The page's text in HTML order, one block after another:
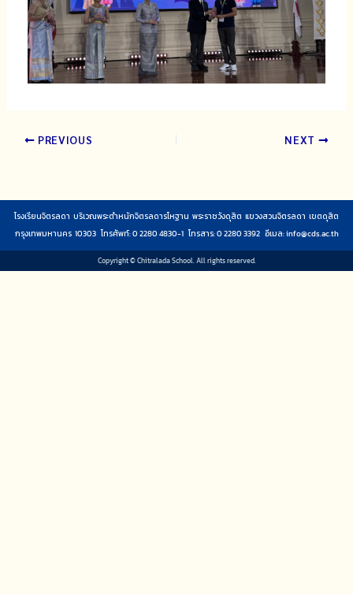
PREVIOUS NEXT
โรงเรียนจิตรลดา บริเวณพระตำหนักจิตรลดารโหฐาน พระราชวังดุสิต แขวงสวนจิตรลดา เขตดุสิต
กรุงเทพมหานคร 10303 โทรศัพท์: 0 2280 4830-1 โทรสาร: 0 2280 3392 อีเมล:info@cds.ac.th
Copyright © Chitralada School. All rights reserved.